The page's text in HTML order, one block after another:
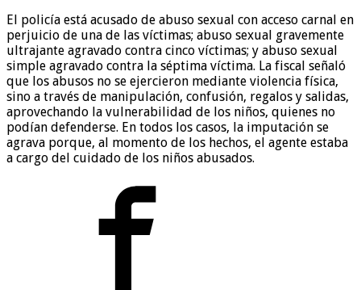
El policía está acusado de abuso sexual con acceso carnal en
perjuicio de una de las víctimas; abuso sexual gravemente
ultrajante agravado contra cinco víctimas; y abuso sexual
simple agravado contra la séptima víctima. La fiscal señaló
que los abusos no se ejercieron mediante violencia física,
sino a través de manipulación, confusión, regalos y salidas,
aprovechando la vulnerabilidad de los niños, quienes no
podían defenderse. En todos los casos, la imputación se
agrava porque, al momento de los hechos, el agente estaba
a cargo del cuidado de los niños abusados.